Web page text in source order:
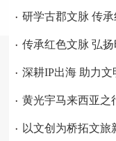
事会主席黄光宇的
研学古郡文脉 传
进正定文博园开展
传承红色文脉 弘
《闪闪的国徽》开
深耕IP出海 助力
亚年度动漫IP传播
黄光宇马来西亚之
以文创为桥拓文